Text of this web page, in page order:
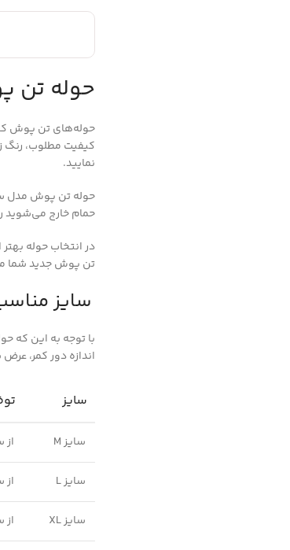
حوله تن
حوله‌های تن پوش که
کیفیت مطلوب، رنگ
نمایید.
حوله تن پوش مدل
حمام خارج می‌شوید
در انتخاب حوله
تن پوش جدید شما
سایز
با توجه به این که
اندازه دور کمر،
سایز
سایز M از
سایز L از
سایز XL از